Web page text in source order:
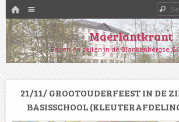
HOME
SKIP TO CONTENT
Maerlantkrant
Reilen en zeilen in de Blankenbergse
21/11/ GROOTOUDERFEEST IN DE
BASISSCHOOL